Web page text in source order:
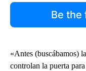
Be the
«Antes (buscábamos)
controlan la puerta